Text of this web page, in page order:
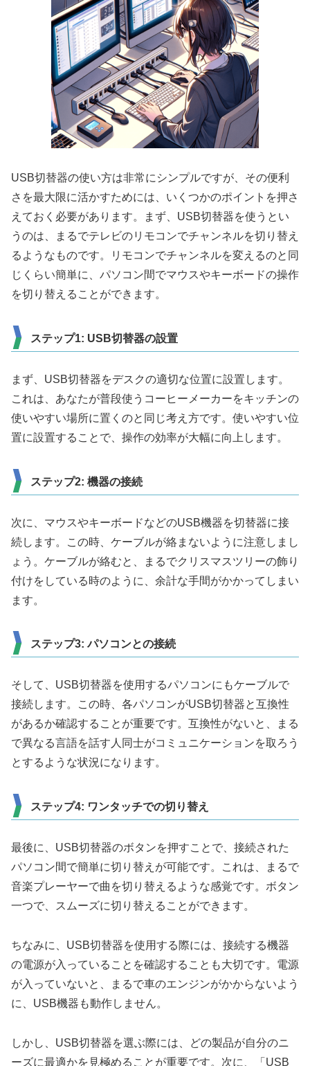
USB切替器の使い方は非常にシンプルですが、その便利
さを最大限に活かすためには、いくつかのポイントを押さ
えておく必要があります。まず、USB切替器を使うとい
うのは、まるでテレビのリモコンでチャンネルを切り替え
るようなものです。リモコンでチャンネルを変えるのと同
じくらい簡単に、パソコン間でマウスやキーボードの操作
を切り替えることができます。
ステップ1: USB切替器の設置
まず、USB切替器をデスクの適切な位置に設置します。
これは、あなたが普段使うコーヒーメーカーをキッチンの
使いやすい場所に置くのと同じ考え方です。使いやすい位
置に設置することで、操作の効率が大幅に向上します。
ステップ2: 機器の接続
次に、マウスやキーボードなどのUSB機器を切替器に接
続します。この時、ケーブルが絡まないように注意しまし
ょう。ケーブルが絡むと、まるでクリスマスツリーの飾り
付けをしている時のように、余計な手間がかかってしまい
ます。
ステップ3: パソコンとの接続
そして、USB切替器を使用するパソコンにもケーブルで
接続します。この時、各パソコンがUSB切替器と互換性
があるか確認することが重要です。互換性がないと、まる
で異なる言語を話す人同士がコミュニケーションを取ろう
とするような状況になります。
ステップ4: ワンタッチでの切り替え
最後に、USB切替器のボタンを押すことで、接続された
パソコン間で簡単に切り替えが可能です。これは、まるで
音楽プレーヤーで曲を切り替えるような感覚です。ボタン
一つで、スムーズに切り替えることができます。
ちなみに、USB切替器を使用する際には、接続する機器
の電源が入っていることを確認することも大切です。電源
が入っていないと、まるで車のエンジンがかからないよう
に、USB機器も動作しません。
しかし、USB切替器を選ぶ際には、どの製品が自分のニ
ーズに最適かを見極めることが重要です。次に、「USB